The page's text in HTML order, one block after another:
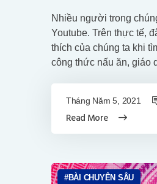
Nhiều người trong
Youtube. Trên thực tế,
thích của chúng ta khi
công thức nấu ăn, giáo
Read More
Tháng Năm 5, 2021
BÀI CHUYÊN SÂU